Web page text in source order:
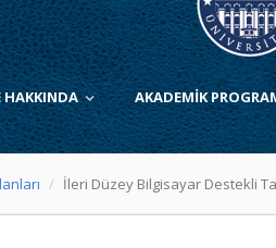
HAKKINDA AKADEMİK
İleri Düzey Bilgisayar Destekli